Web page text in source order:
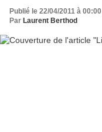
Publié le 22/04/2011 à 00:00
Par Laurent Berthod